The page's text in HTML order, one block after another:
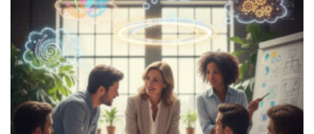
English
Holtrop Ravesloot
Prof. W.H. Keesomlaan 1
1183 DJ Amstelveen
+ 31 (0)20 647 0201